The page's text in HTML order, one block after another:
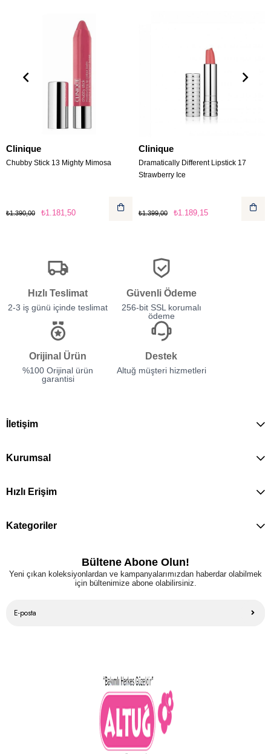
Clinique
Chubby Stick 13 Mighty Mimosa
₺1.181,50
₺1.390,00
Clinique
Dramatically Different Lipstick 17
Strawberry Ice
₺1.189,15
₺1.399,00
Hızlı Teslimat
2-3 iş günü içinde teslimat
Güvenli Ödeme
256-bit SSL korumalı
ödeme
Orijinal Ürün
%100 Orijinal ürün
garantisi
Destek
Altuğ müşteri hizmetleri
İletişim
Kurumsal
Hızlı Erişim
Kategoriler
Bültene Abone Olun!
Yeni çıkan koleksiyonlardan ve kampanyalarımızdan haberdar olabilmek
için bültenimize abone olabilirsiniz.